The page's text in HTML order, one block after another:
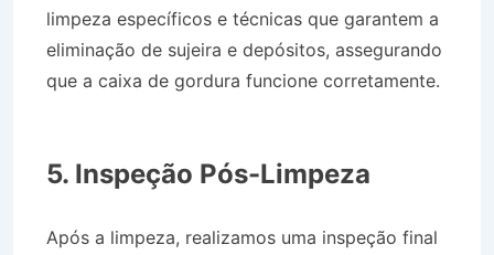
limpeza específicos e técnicas que garantem a
eliminação de sujeira e depósitos, assegurando
que a caixa de gordura funcione corretamente.
5. Inspeção Pós-Limpeza
Após a limpeza, realizamos uma inspeção final